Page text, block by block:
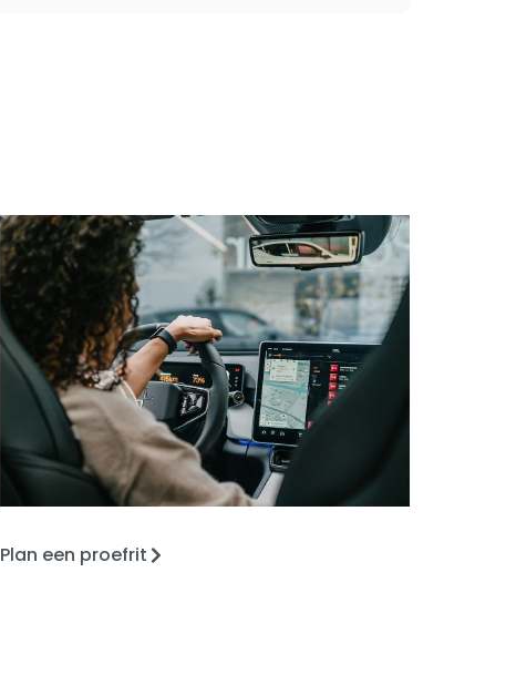
Plan een proefrit